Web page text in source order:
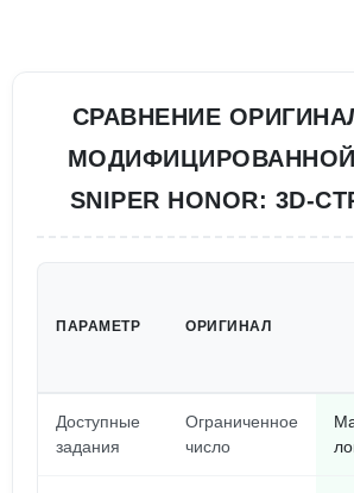
СРАВНЕНИЕ
SNIPER HONOR: 3D-
ПАРАМЕТР ОРИГИНАЛ
Доступные
задания
Ограниченное
число